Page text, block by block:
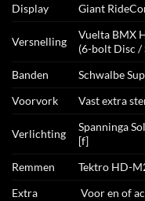
Display
Giant
Versnelling
Vuelta BMX
(6-bolt Disc /
Banden
Schwalbe
Voorvork
Vast extra
Verlichting
Spanninga
[f]
Remmen
Tektro HD-
Extra
Voor en of